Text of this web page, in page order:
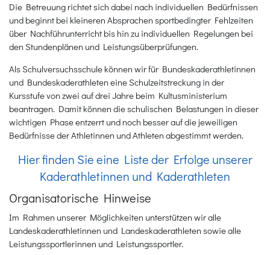
Die Betreuung richtet sich dabei nach individuellen Bedürfnissen
und beginnt bei kleineren Absprachen sportbedingter Fehlzeiten
über Nachführunterricht bis hin zu individuellen Regelungen bei
den Stundenplänen und Leistungsüberprüfungen.
Als Schulversuchsschule können wir für Bundeskaderathletinnen
und Bundeskaderathleten eine Schulzeitstreckung in der
Kursstufe von zwei auf drei Jahre beim Kultusministerium
beantragen. Damit können die schulischen Belastungen in dieser
wichtigen Phase entzerrt und noch besser auf die jeweiligen
Bedürfnisse der Athletinnen und Athleten abgestimmt werden.
Hier finden Sie eine Liste der Erfolge unserer
Kaderathletinnen und Kaderathleten
Organisatorische Hinweise
Im Rahmen unserer Möglichkeiten unterstützen wir alle
Landeskaderathletinnen und Landeskaderathleten sowie alle
Leistungssportlerinnen und Leistungssportler.